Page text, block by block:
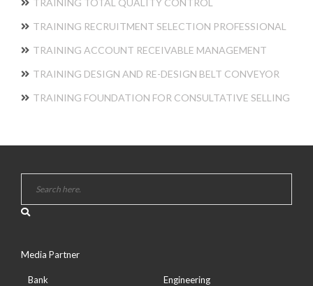
TRAINING TOTAL QUALITY CONTROL
TRAINING RECRUITMENT SELECTION PROFESSIONAL
TRAINING ACCOUNT RECEIVABLE MANAGEMENT
TRAINING DESIGN AND RE-DESIGN BELT CONVEYOR
TRAINING FOUNDATION FOR CONSULTATIVE SELLING
Media Partner
Bank
Engineering